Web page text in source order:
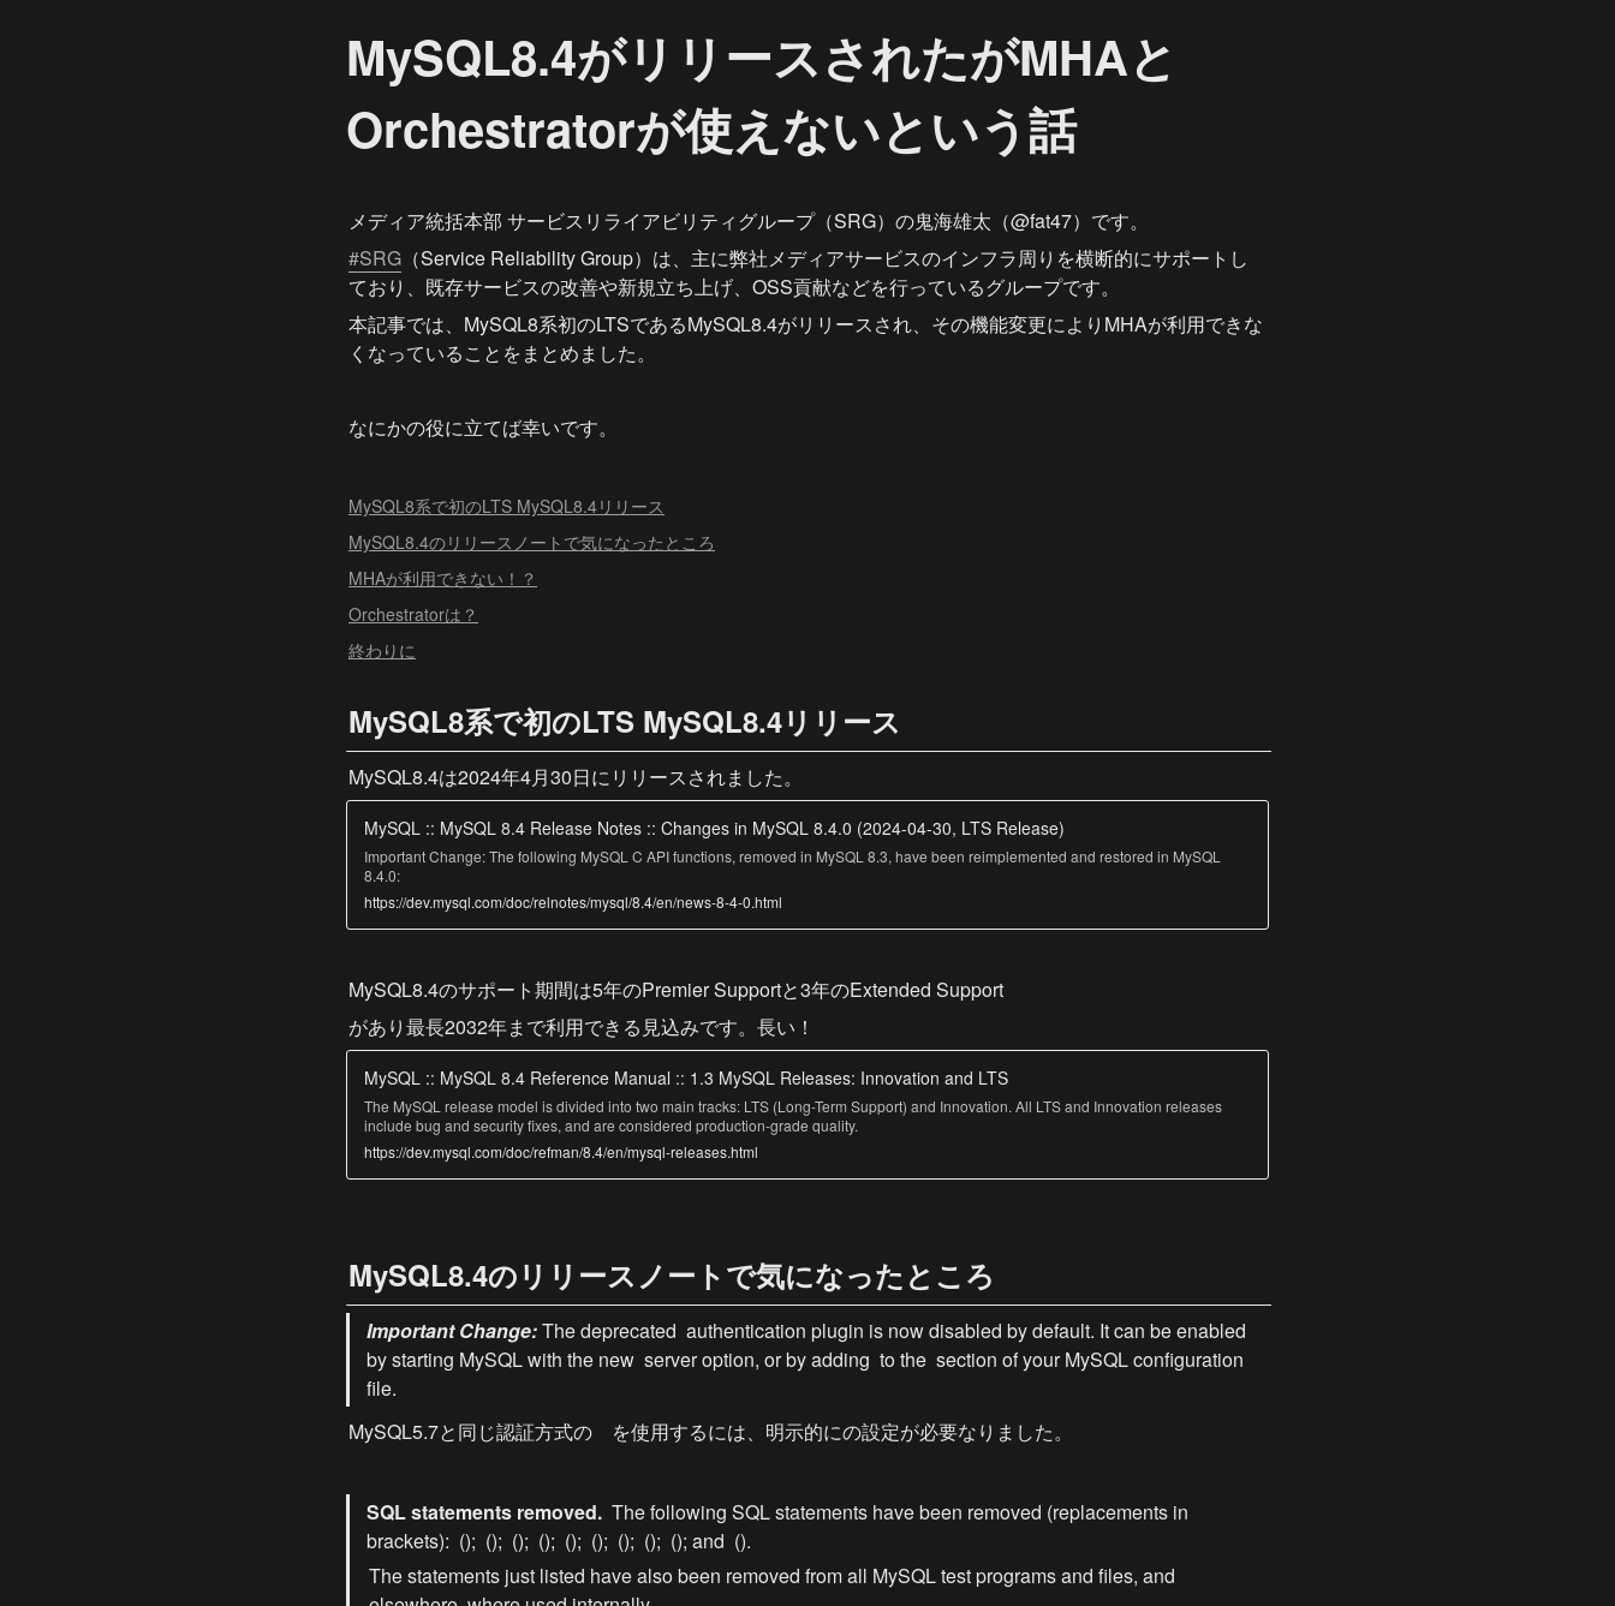
MySQL8.4がリリースされたがMHAと
Orchestratorが使えないという話
メディア統括本部 サービスリライアビリティグループ（SRG）の鬼海雄太（@fat47）です。
#SRG （Service Reliability Group）は、主に弊社メディアサービスのインフラ周りを横断的にサポートし
ており、既存サービスの改善や新規立ち上げ、OSS貢献などを行っているグループです。
本記事では、MySQL8系初のLTSであるMySQL8.4がリリースされ、その機能変更によりMHAが利用できな
くなっていることをまとめました。
なにかの役に立てば幸いです。
MySQL8系で初のLTS MySQL8.4リリース
MySQL8.4のリリースノートで気になったところ
MHAが利用できない！？
Orchestratorは？
終わりに
MySQL8系で初のLTS MySQL8.4リリース
MySQL8.4は2024年4月30日にリリースされました。
MySQL :: MySQL 8.4 Release Notes :: Changes in MySQL 8.4.0 (2024-04-30, LTS Release)
Important Change: The following MySQL C API functions, removed in MySQL 8.3, have been reimplemented and restored in MySQL
8.4.0:
https://dev.mysql.com/doc/relnotes/mysql/8.4/en/news-8-4-0.html
MySQL8.4のサポート期間は5年のPremier Supportと3年のExtended Support
があり最長2032年まで利用できる見込みです。長い！
MySQL :: MySQL 8.4 Reference Manual :: 1.3 MySQL Releases: Innovation and LTS
The MySQL release model is divided into two main tracks: LTS (Long-Term Support) and Innovation. All LTS and Innovation releases
include bug and security fixes, and are considered production-grade quality.
https://dev.mysql.com/doc/refman/8.4/en/mysql-releases.html
MySQL8.4のリリースノートで気になったところ
Important Change: The deprecated authentication plugin is now disabled by default. It can be enabled
by starting MySQL with the new server option, or by adding to the section of your MySQL configuration
file.
MySQL5.7と同じ認証方式の を使用するには、明示的にの設定が必要なりました。
SQL statements removed. The following SQL statements have been removed (replacements in
brackets): (); (); (); (); (); (); (); (); (); and ().
The statements just listed have also been removed from all MySQL test programs and files, and